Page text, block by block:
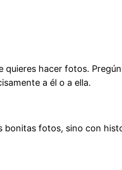
hacer fotos.
a él o a ella.
fotos, sino con